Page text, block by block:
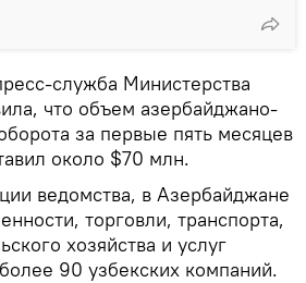
служба Министерства
что объем азербайджано-
за первые пять месяцев
около $70 млн.
ведомства, в Азербайджане
торговли, транспорта,
хозяйства и услуг
90 узбекских компаний.